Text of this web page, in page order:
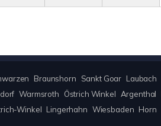
Braunshorn Sankt Goar Laubach
Warmsroth Östrich Winkel Argenthal
Winkel Lingerhahn Wiesbaden Horn